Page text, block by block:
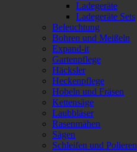
Ladegeräte
Ladegeräte Sets
Beleuchtung
Bohren und Meißeln
Expand-it
Gartenpflege
Häcksler
Heckenpflege
Hobeln und Fräsen
Kettensäge
Laubbläser
Rasenmähen
Sägen
Schleifen und Polieren